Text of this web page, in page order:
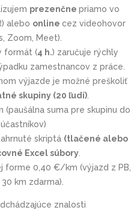
prezenčne priamo vo
alebo online cez videohovor
Zoom, Meet).
formát (4 h.) zaručuje rýchly
zamestnancov z práce.
výjazde je možné preškoliť
skupiny (20 ľudí).
suma pre skupinu do
skriptá (tlačené alebo
Excel súbory
forme 0,40 €/km (výjazd z PB,
km zdarma).
znalosti